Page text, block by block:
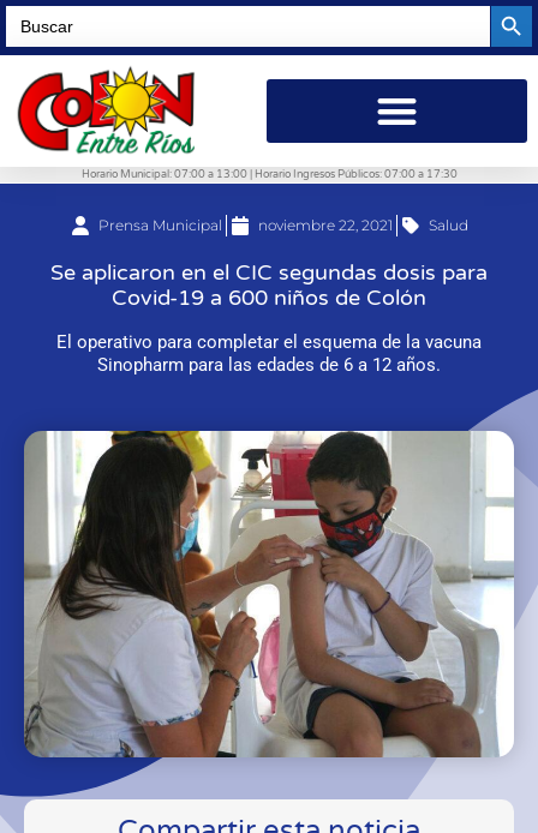
Search
for:
Horario Municipal: 07:00 a 13:00 | Horario Ingresos Públicos: 07:00 a 17:30
Prensa Municipal noviembre 22, 2021 Salud
Se aplicaron en el CIC segundas dosis para
Covid-19 a 600 niños de Colón
El operativo para completar el esquema de la vacuna
Sinopharm para las edades de 6 a 12 años.